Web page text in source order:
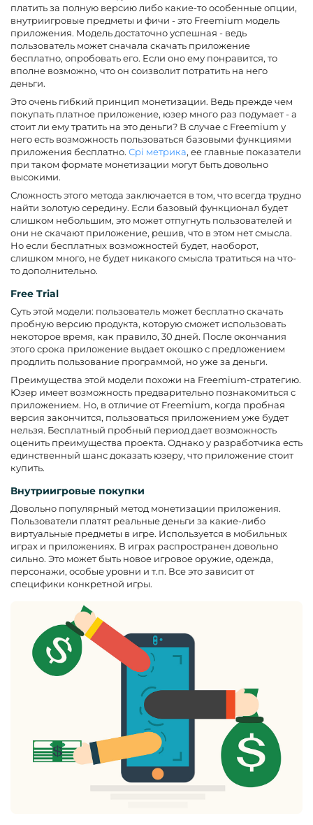
платить за полную версию либо какие-то особенные опции,
внутриигровые предметы и фичи - это Freemium модель
приложения. Модель достаточно успешная - ведь
пользователь может сначала скачать приложение
бесплатно, опробовать его. Если оно ему понравится, то
вполне возможно, что он соизволит потратить на него
деньги.
Это очень гибкий принцип монетизации. Ведь прежде чем
покупать платное приложение, юзер много раз подумает - а
стоит ли ему тратить на это деньги? В случае с Freemium у
него есть возможность пользоваться базовыми функциями
приложения бесплатно. Сpi метрика, ее главные показатели
при таком формате монетизации могут быть довольно
высокими.
Сложность этого метода заключается в том, что всегда трудно
найти золотую середину. Если базовый функционал будет
слишком небольшим, это может отпугнуть пользователей и
они не скачают приложение, решив, что в этом нет смысла.
Но если бесплатных возможностей будет, наоборот,
слишком много, не будет никакого смысла тратиться на что-
то дополнительно.
Free Trial
Суть этой модели: пользователь может бесплатно скачать
пробную версию продукта, которую сможет использовать
некоторое время, как правило, 30 дней. После окончания
этого срока приложение выдает окошко с предложением
продлить пользование программой, но уже за деньги.
Преимущества этой модели похожи на Freemium-стратегию.
Юзер имеет возможность предварительно познакомиться с
приложением. Но, в отличие от Freemium, когда пробная
версия закончится, пользоваться приложением уже будет
нельзя. Бесплатный пробный период дает возможность
оценить преимущества проекта. Однако у разработчика есть
единственный шанс доказать юзеру, что приложение стоит
купить.
Внутриигровые покупки
Довольно популярный метод монетизации приложения.
Пользователи платят реальные деньги за какие-либо
виртуальные предметы в игре. Используется в мобильных
играх и приложениях. В играх распространен довольно
сильно. Это может быть новое игровое оружие, одежда,
персонажи, особые уровни и т.п. Все это зависит от
специфики конкретной игры.